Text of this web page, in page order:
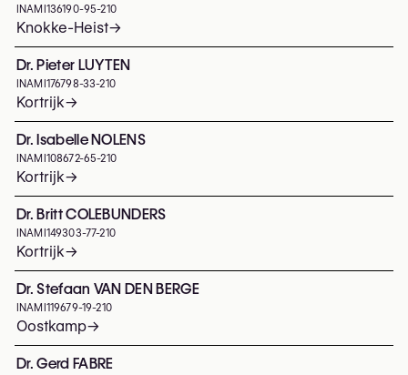
INAMI 136190-95-210
Knokke-Heist→
Dr. Pieter LUYTEN
INAMI 176798-33-210
Kortrijk→
Dr. Isabelle NOLENS
INAMI 108672-65-210
Kortrijk→
Dr. Britt COLEBUNDERS
INAMI 149303-77-210
Kortrijk→
Dr. Stefaan VAN DEN BERGE
INAMI 119679-19-210
Oostkamp→
Dr. Gerd FABRE